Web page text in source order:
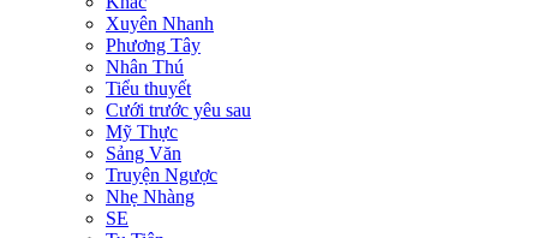
Xuyên Nhanh
Phương Tây
Nhân Thú
Tiểu thuyết
Cưới trước yêu sau
Mỹ Thực
Sảng Văn
Truyện Ngược
Nhẹ Nhàng
SE